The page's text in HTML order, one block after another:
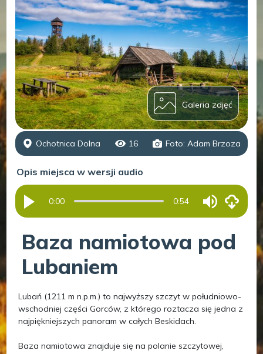
Galeria zdjęć
Ochotnica Dolna 16 Foto: Adam Brzoza
Opis miejsca w wersji audio
0:00 0:54
Baza namiotowa pod
Lubaniem
Lubań (1211 m n.p.m.) to najwyższy szczyt w południowo-
wschodniej części Gorców, z którego roztacza się jedna z
najpiękniejszych panoram w całych Beskidach.
Baza namiotowa znajduje się na polanie szczytowej,